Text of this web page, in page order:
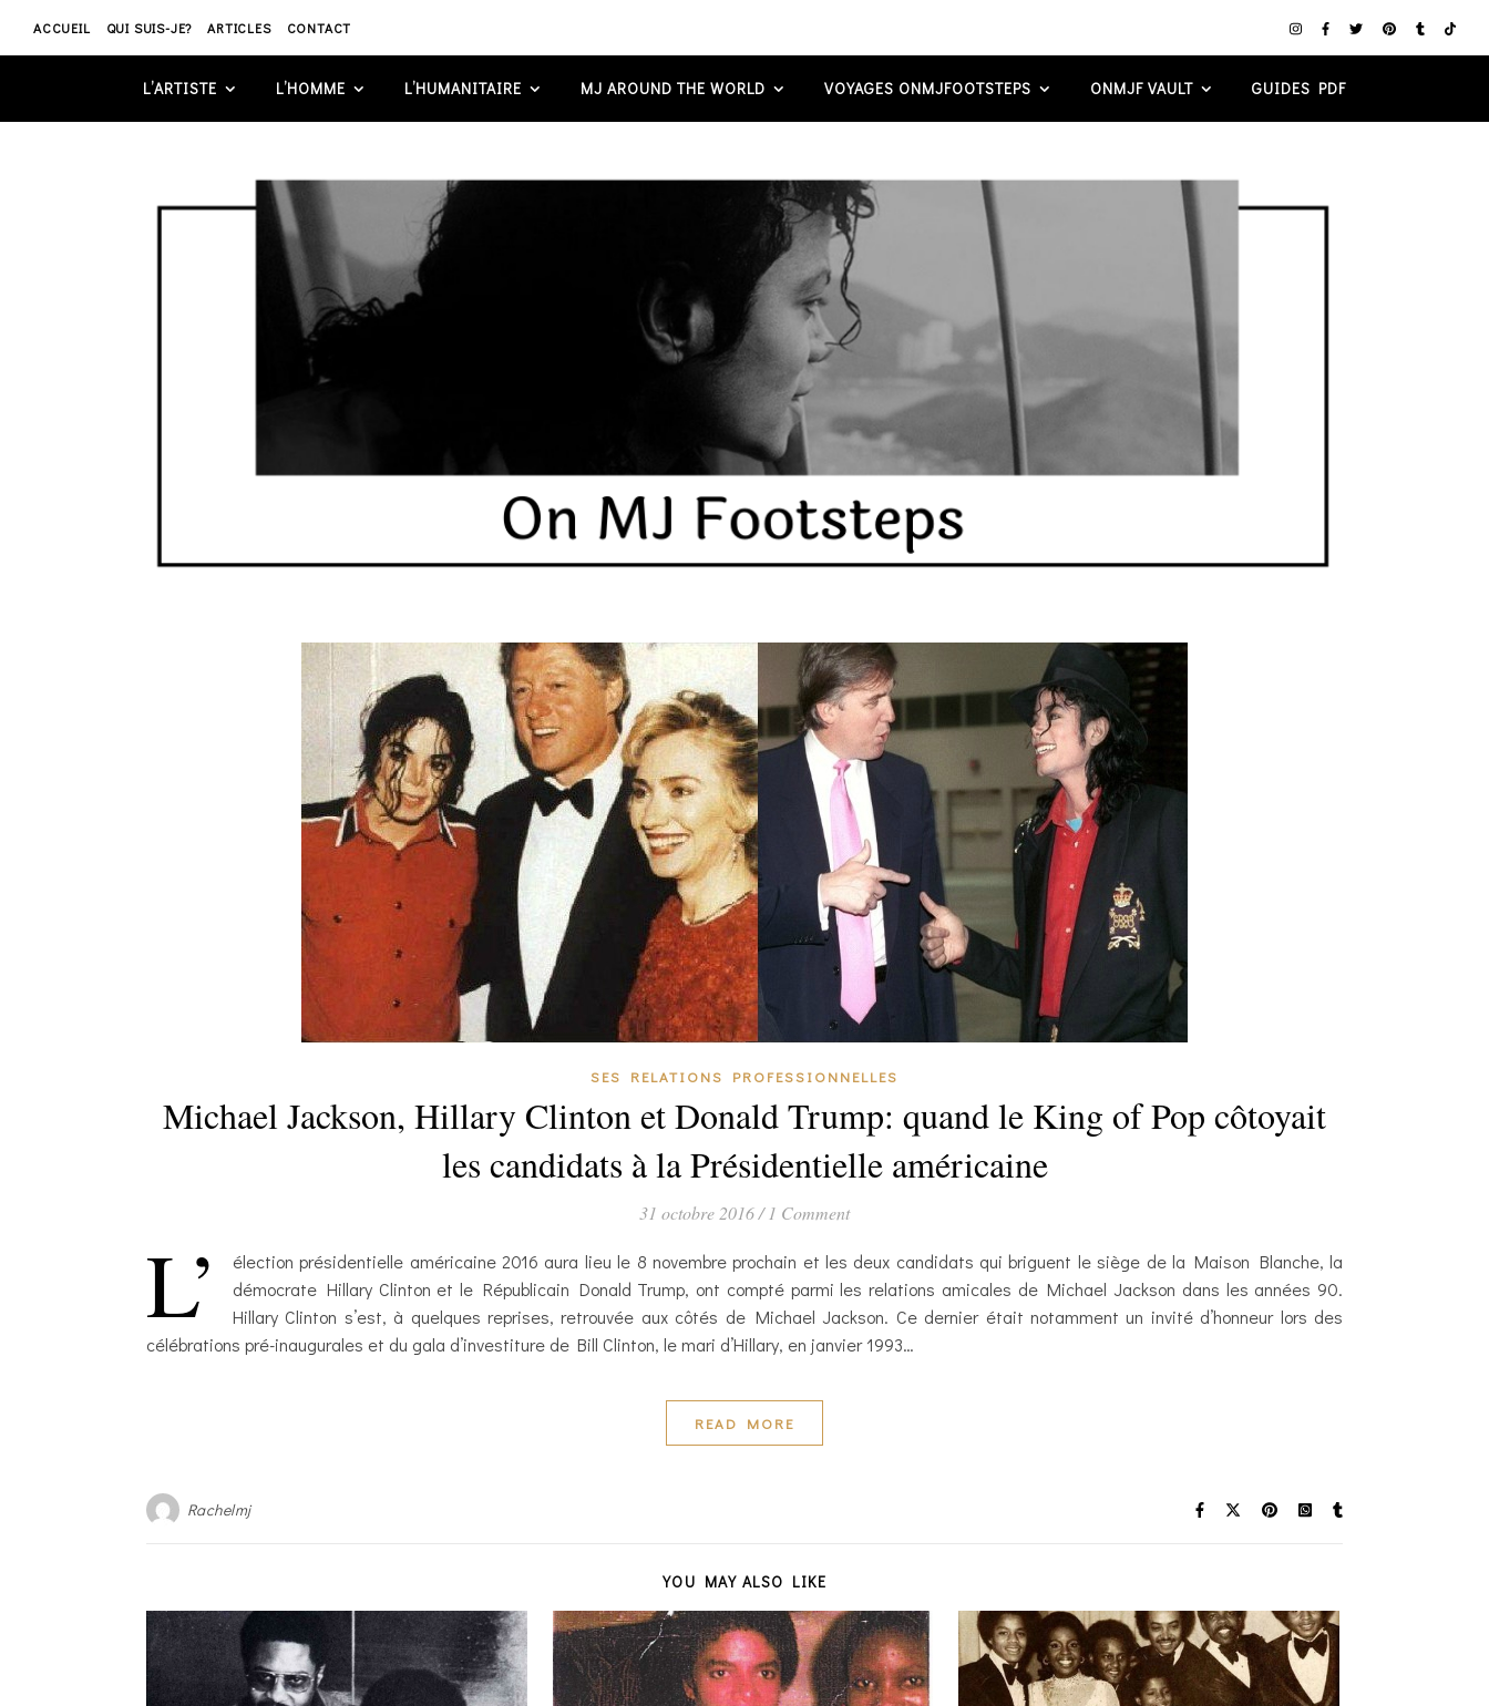
ACCUEIL QUI SUIS-JE? ARTICLES CONTACT
L’ARTISTE L’HOMME L’HUMANITAIRE MJ AROUND THE WORLD VOYAGES ONMJFOOTSTEPS ONMJF VAULT GUIDES PDF
SES RELATIONS PROFESSIONNELLES
Michael Jackson, Hillary Clinton et Donald Trump: quand le King of Pop côtoyait
les candidats à la Présidentielle américaine
31 octobre 2016/ 1 Comment
L’
élection présidentielle américaine 2016 aura lieu le 8 novembre prochain et les deux candidats qui briguent le siège de la Maison Blanche, la
démocrate Hillary Clinton et le Républicain Donald Trump, ont compté parmi les relations amicales de Michael Jackson dans les années 90.
Hillary Clinton s’est, à quelques reprises, retrouvée aux côtés de Michael Jackson. Ce dernier était notamment un invité d’honneur lors des
célébrations pré-inaugurales et du gala d’investiture de Bill Clinton, le mari d’Hillary, en janvier 1993…
READ MORE
Rachelmj
YOU MAY ALSO LIKE